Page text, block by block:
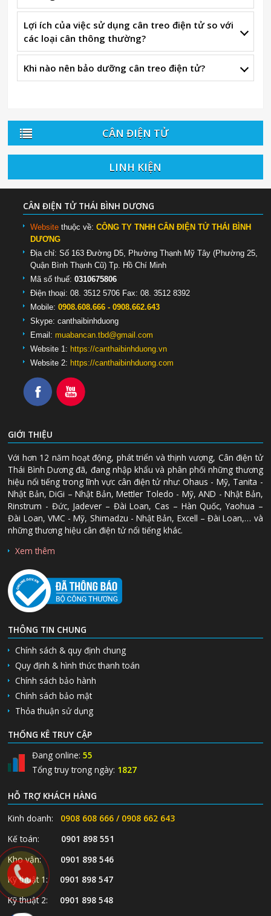
Lợi ích của việc sử dụng cân treo điện tử so với
các loại cân thông thường?
Khi nào nên bảo dưỡng cân treo điện tử?
CÂN ĐIỆN TỬ
LINH KIỆN
CÂN ĐIỆN TỬ THÁI BÌNH DƯƠNG
Website thuộc về:CÔNG TY TNHH CÂN ĐIỆN TỬ THÁI BÌNH
DƯƠNG
Địa chỉ: Số 163 Đường D5, Phường Thạnh Mỹ Tây (Phường 25,
Quận Bình Thạnh Cũ) Tp. Hồ Chí Minh
Mã số thuế:0310675806
Điện thoại: 08. 3512 5706 Fax: 08. 3512 8392
Mobile: 0908.608.666 - 0908.662.643
Skype:canthaibinhduong
Email:muabancan.tbd@gmail.com
Website 1: https://canthaibinhduong.vn
Website 2: https://canthaibinhduong.com
GIỚI THIỆU
Với hơn 12 năm hoạt động, phát triển và thịnh vượng, Cân điện tử
Thái Bình Dương đã, đang nhập khẩu và phân phối những thương
hiệu nổi tiếng trong lĩnh vực cân điện tử như: Ohaus - Mỹ, Tanita -
Nhật Bản, DiGi – Nhật Bản, Mettler Toledo - Mỹ, AND - Nhật Bản,
Rinstrum - Đức, Jadever – Đài Loan, Cas – Hàn Quốc, Yaohua –
Đài Loan, VMC - Mỹ, Shimadzu - Nhật Bản, Excell – Đài Loan,… và
những thương hiệu cân điện tử nổi tiếng khác.
Xem thêm
THÔNG TIN CHUNG
Chính sách & quy định chung
Quy định & hình thức thanh toán
Chính sách bảo hành
Chính sách bảo mật
Thỏa thuận sử dụng
THỐNG KÊ TRUY CẬP
Đang online:55
Tổng truy trong ngày: 1827
HỖ TRỢ KHÁCH HÀNG
Kinh doanh:
0908 608 666 / 0908 662 643
Kế toán: 0901 898 551
Kho vận: 0901 898 546
Kỹ thuật 1: 0901 898 547
Kỹ thuật 2: 0901 898 548